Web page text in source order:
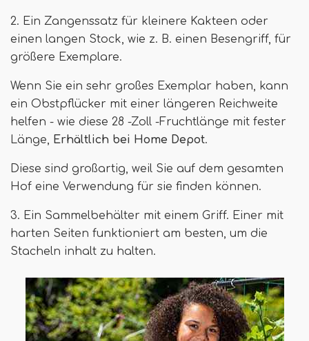
2. Ein Zangenssatz für kleinere Kakteen oder
einen langen Stock, wie z. B. einen Besengriff, für
größere Exemplare.
Wenn Sie ein sehr großes Exemplar haben, kann
ein Obstpflücker mit einer längeren Reichweite
helfen - wie diese 28 -Zoll -Fruchtlänge mit fester
Länge, Erhältlich bei Home Depot.
Diese sind großartig, weil Sie auf dem gesamten
Hof eine Verwendung für sie finden können.
3. Ein Sammelbehälter mit einem Griff. Einer mit
harten Seiten funktioniert am besten, um die
Stacheln inhalt zu halten.